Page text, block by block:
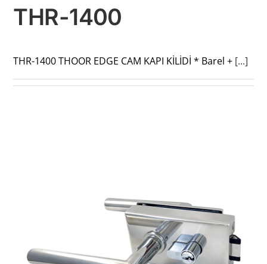
THR-1400
THR-1400 THOOR EDGE CAM KAPI KİLİDİ * Barel + [...]